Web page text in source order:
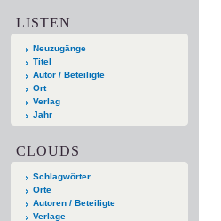
LISTEN
Neuzugänge
Titel
Autor / Beteiligte
Ort
Verlag
Jahr
CLOUDS
Schlagwörter
Orte
Autoren / Beteiligte
Verlage